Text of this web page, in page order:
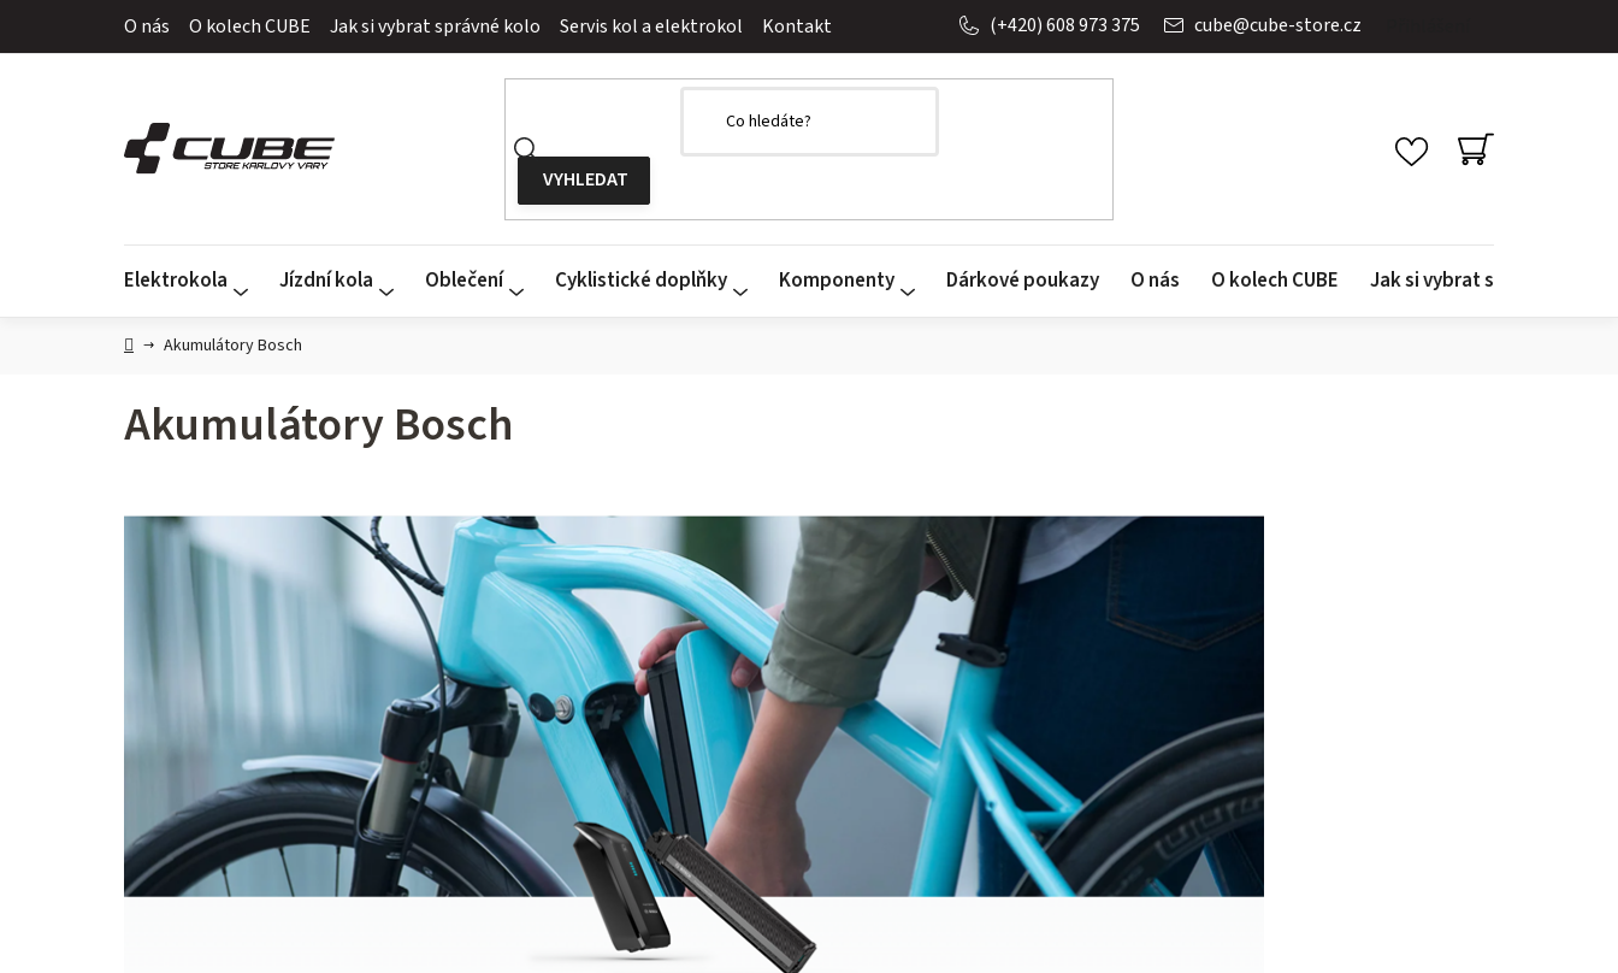
O nás O kolech CUBE Jak si vybrat správné kolo Servis kol a elektrokol Kontakt cube@cube-store.cz
(+420) 608 973 375
NÁKUPNÍ
KOŠÍK
Elektrokola Jízdní kola Oblečení Cyklistické doplňky Komponenty Dárkové poukazy O nás O kolech CUBE Jak si vybrat správné kolo
DomůAkumulátory Bosch
Akumulátory Bosch